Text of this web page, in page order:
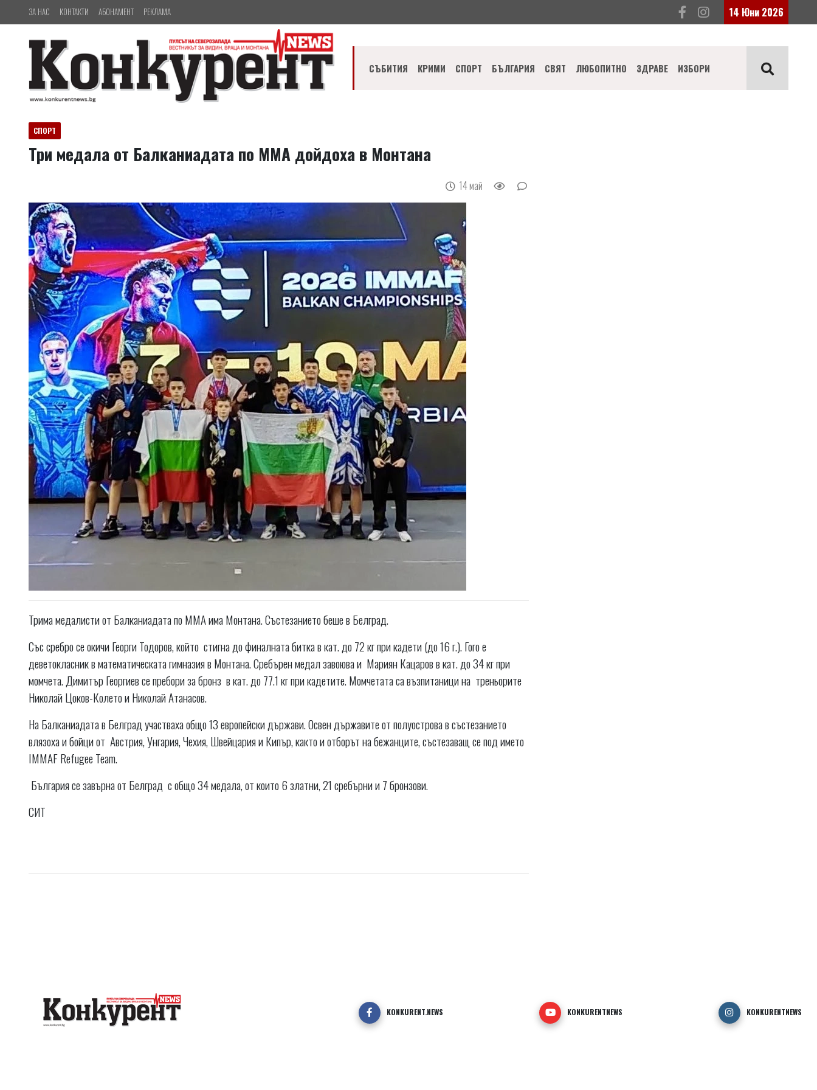
ЗА НАС КОНТАКТИ АБОНАМЕНТ РЕКЛАМА 14 Юни 2026
СЪБИТИЯ КРИМИ СПОРТ БЪЛГАРИЯ СВЯТ ЛЮБОПИТНО ЗДРАВЕ ИЗБОРИ
СПОРТ
Три медала от Балканиадата по ММА дойдоха в Монтана
14 май
Трима медалисти от Балканиадата по ММА има Монтана. Състезанието беше в Белград.
Със сребро се окичи Георги Тодоров, който стигна до финалната битка в кат. до 72 кг при кадети (до 16 г.). Гого е
деветокласник в математическата гимназия в Монтана. Сребърен медал завоюва и Мариян Кацаров в кат. до 34 кг при
момчета. Димитър Георгиев се пребори за бронз в кат. до 77.1 кг при кадетите. Момчетата са възпитаници на треньорите
Николай Цоков-Колето и Николай Атанасов.
На Балканиадата в Белград участваха общо 13 европейски държави. Освен държавите от полуострова в състезанието
влязоха и бойци от Австрия, Унгария, Чехия, Швейцария и Кипър, както и отборът на бежанците, състезаващ се под името
IMMAF Refugee Team.
България се завърна от Белград с общо 34 медала, от които 6 златни, 21 сребърни и 7 бронзови.
СИТ
KONKURENT.NEWS KONKURENTNEWS KONKURENTNEWS